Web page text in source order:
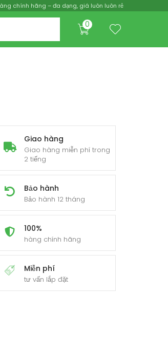
chính hãng – đa dạng, giá luôn luôn rẻ
0
Giao hàng
Giao hàng miễn phí trong
2 tiếng
Bảo hành
Bảo hành 12 tháng
100%
hàng chính hãng
Miễn phí
tư vấn lắp đặt